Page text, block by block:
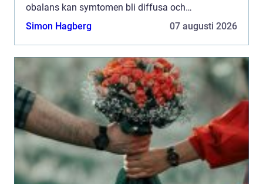
obalans kan symtomen bli diffusa och
långdragna. Många upplever trötthet,
Simon Hagberg 07 augusti 2026